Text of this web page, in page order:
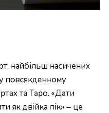
найбільш насичених
повсякденному
та Таро. «Дати
як двійка пік» – це